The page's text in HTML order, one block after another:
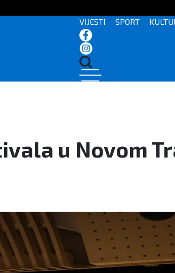
VIJESTI SPORT
u Novom